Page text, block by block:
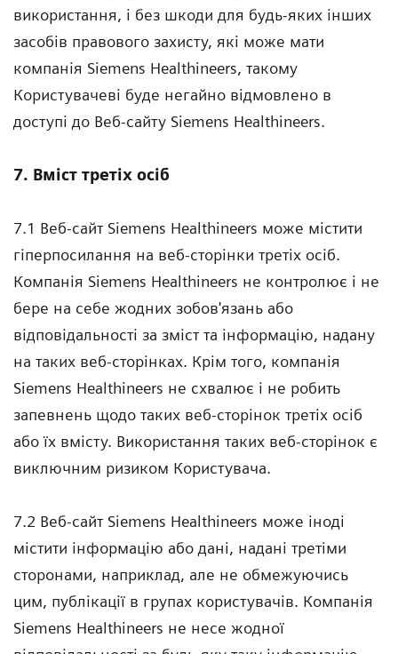
використання, і без шкоди для будь-яких інших
засобів правового захисту, які може мати
компанія Siemens Healthineers, такому
Користувачеві буде негайно відмовлено в
доступі до Веб-сайту Siemens Healthineers.
7. Вміст третіх осіб
7.1 Веб-сайт Siemens Healthineers може містити
гіперпосилання на веб-сторінки третіх осіб.
Компанія Siemens Healthineers не контролює і не
бере на себе жодних зобов'язань або
відповідальності за зміст та інформацію, надану
на таких веб-сторінках. Крім того, компанія
Siemens Healthineers не схвалює і не робить
запевнень щодо таких веб-сторінок третіх осіб
або їх вмісту. Використання таких веб-сторінок є
виключним ризиком Користувача.
7.2 Веб-сайт Siemens Healthineers може іноді
містити інформацію або дані, надані третіми
сторонами, наприклад, але не обмежуючись
цим, публікації в групах користувачів. Компанія
Siemens Healthineers не несе жодної